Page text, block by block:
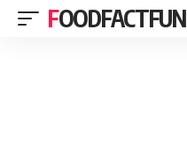
FOODFACTFUN